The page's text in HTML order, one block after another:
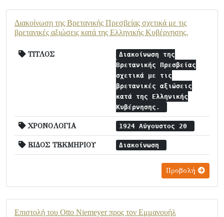
Διακοίνωση της Βρετανικής Πρεσβείας σχετικά με τις
βρετανικές αξιώσεις κατά της Ελληνικής Κυβέρνησης.
ΤΙΤΛΟΣ
Διακοίνωση της
Βρετανικής Πρεσβείας
σχετικά με τις
βρετανικές αξιώσεις
κατά της Ελληνικής
Κυβέρνησης.
ΧΡΟΝΟΛΟΓΙΑ 1924 Αύγουστος 20
ΕΙΔΟΣ ΤΕΚΜΗΡΙΟΥ Διακοίνωση
Προβολή
Επιστολή του Otto Niemeyer προς τον Εμμανουήλ